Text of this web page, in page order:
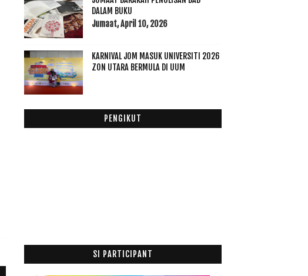
►Mac(14)
▼ Februari(19)
Allhamdulillah: Luahan Hari Rabu Sembang Petang
Kad Touch n Go Fotostat Memudahkan Pelanggang
Tom Yam Wan Mas Batu 15 Jalan Sintok Paling Win
Te...
Bila Anak Main "Jual" Kat Ofis
Karnival Pendidikan Tinggi Negara 2018
DALAM BUKU
Jumaat, April 10, 2026
KARNIVAL JOM MASUK UNIVERSITI 2026
ZON UTARA BERMULA DI UUM
PENGIKUT
SI PARTICIPANT